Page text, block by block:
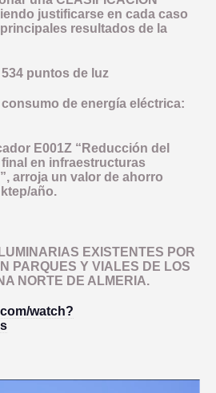
justificarse en cada caso
resultados de la
puntos de luz
de energía eléctrica:
E001Z “Reducción del
en infraestructuras
arroja un valor de ahorro
año.
EXISTENTES POR
PARQUES Y VIALES DE LOS
NORTE DE ALMERIA.
watch?